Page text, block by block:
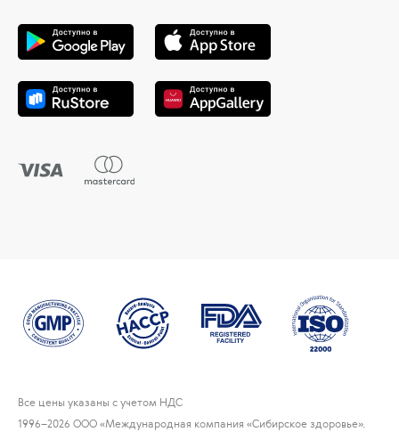
Все цены указаны с учетом НДС
1996–2026 ООО «Международная компания «Сибирское здоровье».